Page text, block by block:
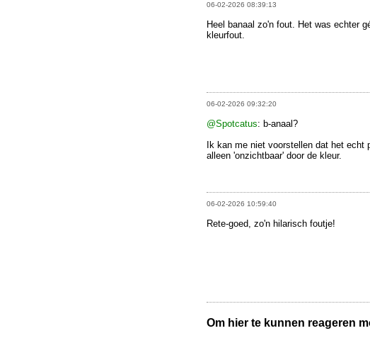
06-02-2026 08:39:13
Heel banaal zo'n fout. Het was echter
kleurfout.
06-02-2026 09:32:20
@Spotcatus: b-anaal?
Ik kan me niet voorstellen dat het echt
alleen 'onzichtbaar' door de kleur.
06-02-2026 10:59:40
Rete-goed, zo'n hilarisch foutje!
Om hier te kunnen reageren